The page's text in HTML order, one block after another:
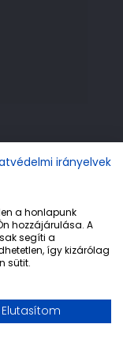
All
irányelvek
a honlapunk
hozzájárulása. A
segíti a
így kizárólag
sütit.
Elutasítom